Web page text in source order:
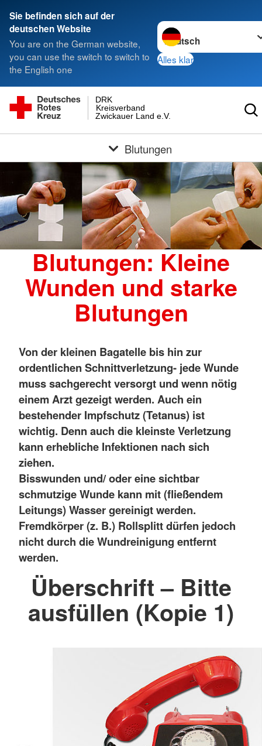
Sie befinden sich auf der
deutschen Website
You are on the German website,
you can use the switch to switch to
the English one
Sprache wechseln zu
Alles klar
Zwickauer Land e.V.
Kreisverband
DRK
Blutungen
Blutungen: Kleine
Wunden und starke
Blutungen
Von der kleinen Bagatelle bis hin zur
ordentlichen Schnittverletzung- jede Wunde
muss sachgerecht versorgt und wenn nötig
einem Arzt gezeigt werden. Auch ein
bestehender Impfschutz (Tetanus) ist
wichtig. Denn auch die kleinste Verletzung
kann erhebliche Infektionen nach sich
ziehen.
Bisswunden und/ oder eine sichtbar
schmutzige Wunde kann mit (fließendem
Leitungs) Wasser gereinigt werden.
Fremdkörper (z. B.) Rollsplitt dürfen jedoch
nicht durch die Wundreinigung entfernt
werden.
Überschrift – Bitte
ausfüllen (Kopie 1)